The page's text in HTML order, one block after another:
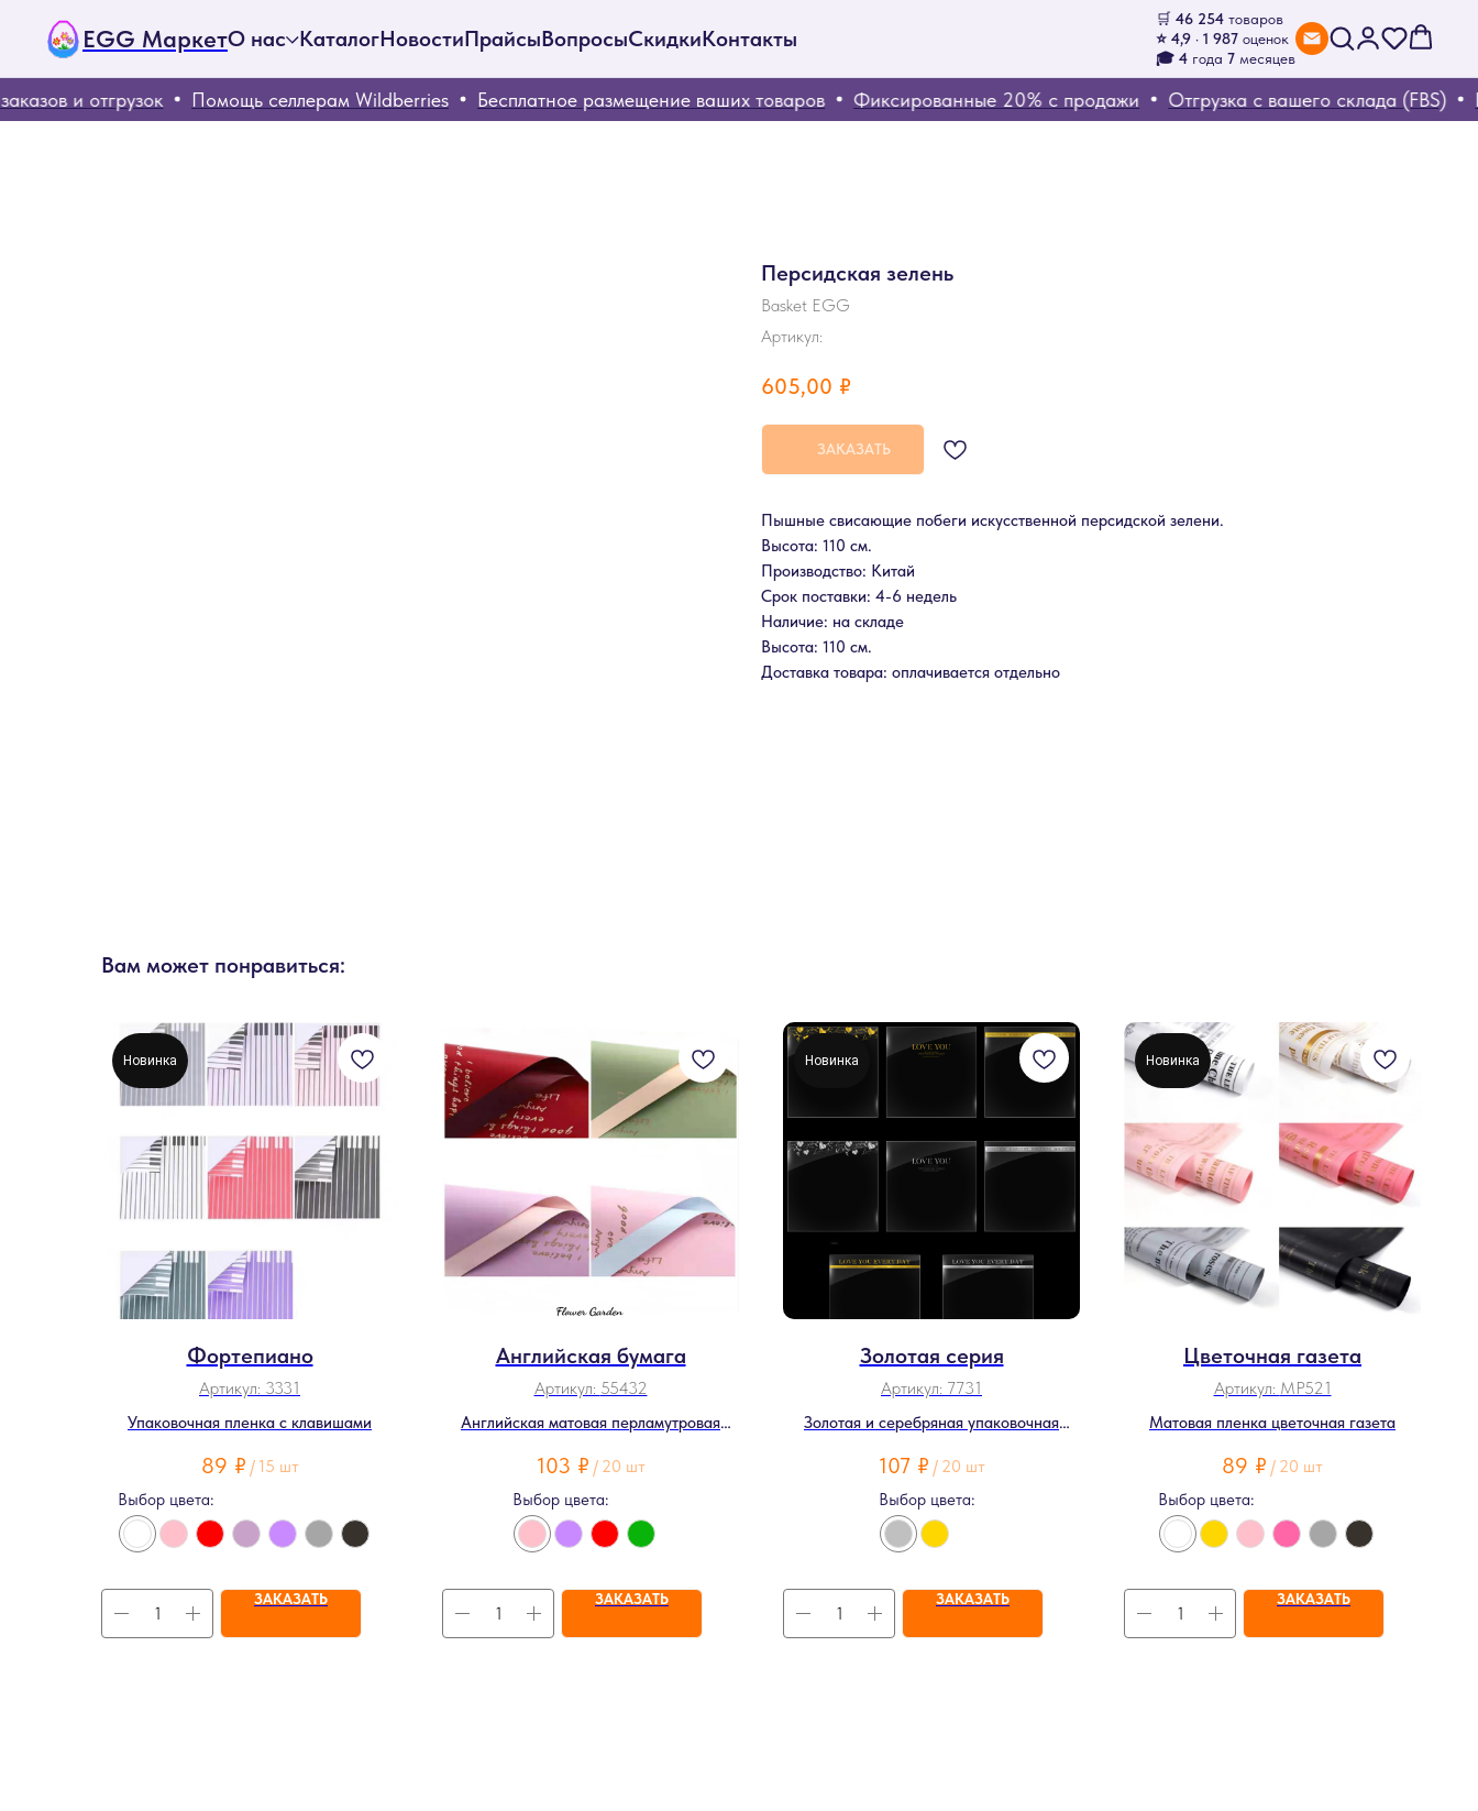
EGG МаркетО нас КаталогНовостиПрайсыВопросыСкидкиКонтакты
🛒 46 254 товаров
⭐ 4,9 · 1 987 оценок
🎓 4 года 7 месяцев
и отгрузок Помощь селлерам Wildberries Бесплатное размещение ваших товаров Фиксированные 20% с продажи Отгрузка с вашего склада (FBS)
Персидская зелень
Basket EGG
Артикул:
605,00 ₽
ЗАКАЗАТЬ
Пышные свисающие побеги искусственной персидской зелени.
Высота: 110 см.
Производство: Китай
Срок поставки: 4-6 недель
Наличие: на складе
Высота: 110 см.
Доставка товара: оплачивается отдельно
Вам может понравиться:
Новинка
Фортепиано
Артикул: 3331
Упаковочная пленка с клавишами
89 ₽ / 15 шт
Выбор цвета:
ЗАКАЗАТЬ
Английская бумага
Артикул: 55432
Английская матовая перламутровая
103 ₽ / 20 шт
Выбор цвета:
ЗАКАЗАТЬ
Новинка
Золотая серия
Артикул: 7731
Золотая и серебряная упаковочная
107 ₽ / 20 шт
Выбор цвета:
ЗАКАЗАТЬ
Новинка
Цветочная газета
Артикул: MP521
Матовая пленка цветочная газета
89 ₽ / 20 шт
Выбор цвета:
ЗАКАЗАТЬ